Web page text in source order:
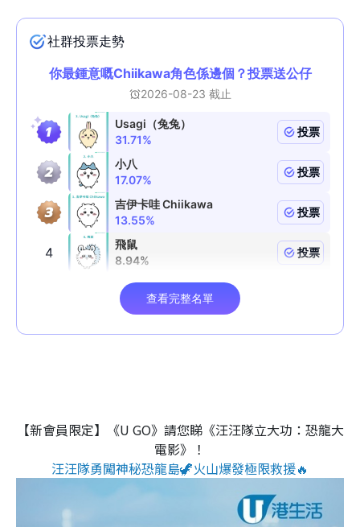
【新會員限定】《U GO》請您睇《汪汪隊立大功：恐龍大
電影》！
汪汪隊勇闖神秘恐龍島🦖火山爆發極限救援🔥